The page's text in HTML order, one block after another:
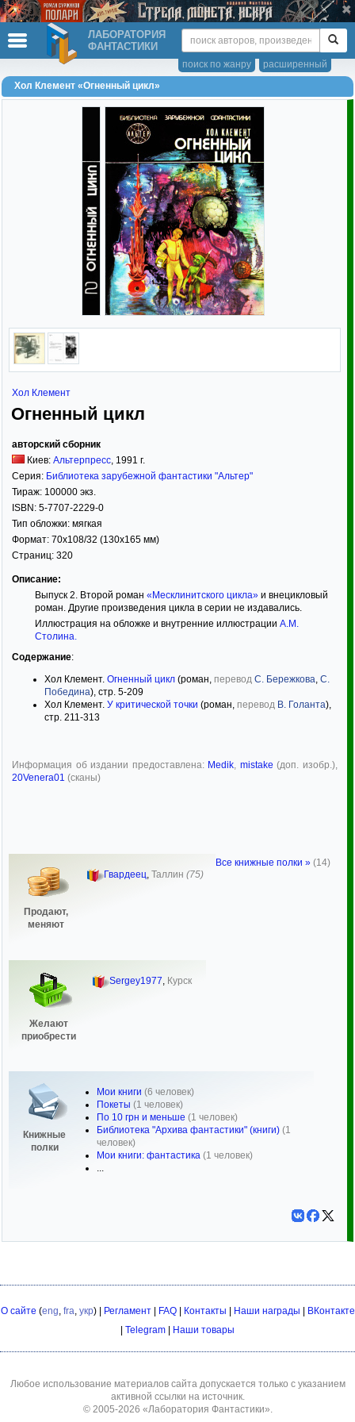
ЛАБОРАТОРИЯ
ФАНТАСТИКИ
расширенный
поиск по жанру
Хол Клемент «Огненный цикл»
Хол Клемент
Огненный цикл
авторский сборник
Киев: Альтерпресс, 1991 г.
Серия: Библиотека зарубежной фантастики "Альтер"
Тираж: 100000 экз.
ISBN: 5-7707-2229-0
Тип обложки: мягкая
Формат: 70x108/32 (130x165 мм)
Страниц: 320
Описание:
Выпуск 2. Второй роман «Месклинитского цикла»и внецикловый
роман. Другие произведения цикла в серии не издавались.
Иллюстрация на обложке и внутренние иллюстрации А.М.
Столина.
Содержание:
Хол Клемент. Огненный цикл (роман, перевод С. Бережкова, С.
Победина), стр. 5-209
Хол Клемент. У критической точки (роман, перевод В. Голанта),
стр. 211-313
Информация об издании предоставлена: Medik, mistake (доп. изобр.),
20Venera01 (сканы)
Продают,
меняют
Гвардеец, Таллин (75)
Желают
приобрести
Sergey1977, Курск
Книжные
полки
Мои книги (6 человек)
Покеты (1 человек)
По 10 грн и меньше (1 человек)
Библиотека "Архива фантастики" (книги) (1
человек)
Мои книги: фантастика (1 человек)
...
Все книжные полки » (14)
О сайте (eng, fra, укр) | Регламент| FAQ| Контакты Наши награды
ВКонтакте
Telegram Наши товары
Любое использование материалов сайта допускается только с указанием
активной ссылки на источник.
© 2005-2026 «Лаборатория Фантастики».